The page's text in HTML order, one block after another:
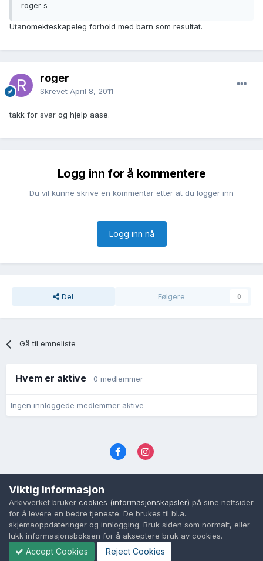
roger s
Utanomekteskapeleg forhold med barn som resultat.
roger
Skrevet April 8, 2011
takk for svar og hjelp aase.
Logg inn for å kommentere
Du vil kunne skrive en kommentar etter at du logger inn
Logg inn nå
Del Følgere 0
Gå til emneliste
Hvem er aktive 0 medlemmer
Ingen innloggede medlemmer aktive
Cookies (informasjonskapsler)
Powered by Invision Community
Viktig Informasjon
Arkivverket bruker cookies (informasjonskapsler) på sine nettsider
for å levere en bedre tjeneste. De brukes til bl.a.
skjemaoppdateringer og innlogging. Bruk siden som normalt, eller
lukk informasjonsboksen for å akseptere bruk av cookies.
Accept Cookies Reject Cookies